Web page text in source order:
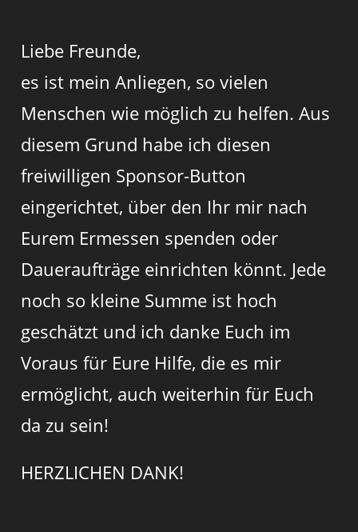
Liebe Freunde,
es ist mein Anliegen, so vielen
Menschen wie möglich zu helfen. Aus
diesem Grund habe ich diesen
freiwilligen Sponsor-Button
eingerichtet, über den Ihr mir nach
Eurem Ermessen spenden oder
Daueraufträge einrichten könnt. Jede
noch so kleine Summe ist hoch
geschätzt und ich danke Euch im
Voraus für Eure Hilfe, die es mir
ermöglicht, auch weiterhin für Euch
da zu sein!
HERZLICHEN DANK!